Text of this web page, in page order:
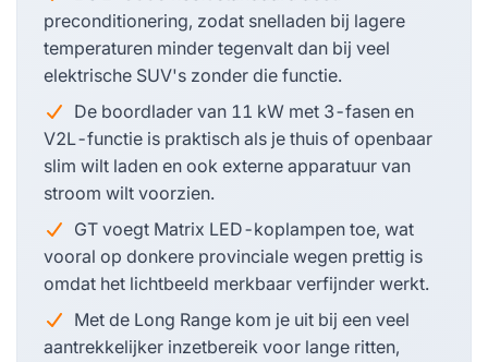
preconditionering, zodat snelladen bij lagere
temperaturen minder tegenvalt dan bij veel
elektrische SUV's zonder die functie.
De boordlader van 11 kW met 3-fasen en
V2L-functie is praktisch als je thuis of openbaar
slim wilt laden en ook externe apparatuur van
stroom wilt voorzien.
GT voegt Matrix LED-koplampen toe, wat
vooral op donkere provinciale wegen prettig is
omdat het lichtbeeld merkbaar verfijnder werkt.
Met de Long Range kom je uit bij een veel
aantrekkelijker inzetbereik voor lange ritten,